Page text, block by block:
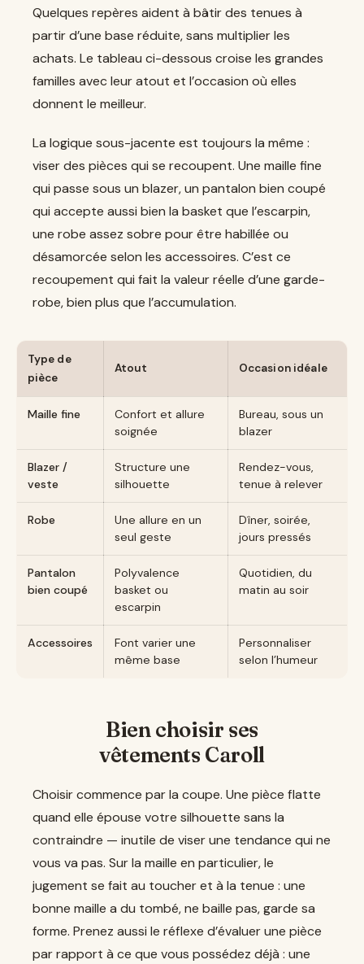
Quelques repères aident à bâtir des tenues à
partir d’une base réduite, sans multiplier les
achats. Le tableau ci-dessous croise les grandes
familles avec leur atout et l’occasion où elles
donnent le meilleur.
La logique sous-jacente est toujours la même :
viser des pièces qui se recoupent. Une maille fine
qui passe sous un blazer, un pantalon bien coupé
qui accepte aussi bien la basket que l’escarpin,
une robe assez sobre pour être habillée ou
désamorcée selon les accessoires. C’est ce
recoupement qui fait la valeur réelle d’une garde-
robe, bien plus que l’accumulation.
Type de
pièce
Atout Occasion idéale
Maille fine
Confort et allure
soignée
Bureau, sous un
blazer
Blazer /
veste
Structure une
silhouette
Rendez-vous,
tenue à relever
Robe
Une allure en un
seul geste
Dîner, soirée,
jours pressés
Pantalon
bien coupé
Polyvalence
basket ou
escarpin
Quotidien, du
matin au soir
Accessoires
Font varier une
même base
Personnaliser
selon l’humeur
Bien choisir ses
vêtements Caroll
Choisir commence par la coupe. Une pièce flatte
quand elle épouse votre silhouette sans la
contraindre — inutile de viser une tendance qui ne
vous va pas. Sur la maille en particulier, le
jugement se fait au toucher et à la tenue : une
bonne maille a du tombé, ne baille pas, garde sa
forme. Prenez aussi le réflexe d’évaluer une pièce
par rapport à ce que vous possédez déjà : une